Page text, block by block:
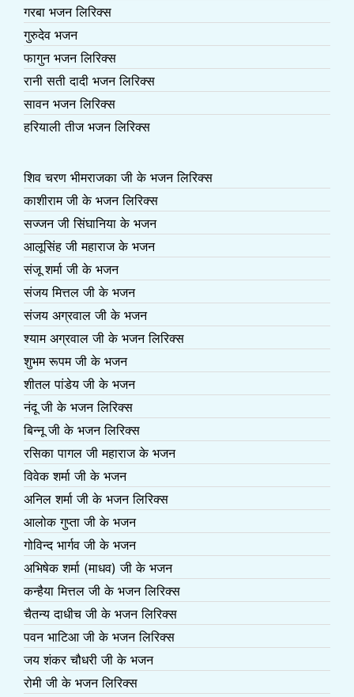
गरबा भजन लिरिक्स
गुरुदेव भजन
फागुन भजन लिरिक्स
रानी सती दादी भजन लिरिक्स
सावन भजन लिरिक्स
हरियाली तीज भजन लिरिक्स
शिव चरण भीमराजका जी के भजन लिरिक्स
काशीराम जी के भजन लिरिक्स
सज्जन जी सिंघानिया के भजन
आलूसिंह जी महाराज के भजन
संजू शर्मा जी के भजन
संजय मित्तल जी के भजन
संजय अग्रवाल जी के भजन
श्याम अग्रवाल जी के भजन लिरिक्स
शुभम रूपम जी के भजन
शीतल पांडेय जी के भजन
नंदू जी के भजन लिरिक्स
बिन्नू जी के भजन लिरिक्स
रसिका पागल जी महाराज के भजन
विवेक शर्मा जी के भजन
अनिल शर्मा जी के भजन लिरिक्स
आलोक गुप्ता जी के भजन
गोविन्द भार्गव जी के भजन
अभिषेक शर्मा (माधव) जी के भजन
कन्हैया मित्तल जी के भजन लिरिक्स
चैतन्य दाधीच जी के भजन लिरिक्स
पवन भाटिआ जी के भजन लिरिक्स
जय शंकर चौधरी जी के भजन
रोमी जी के भजन लिरिक्स